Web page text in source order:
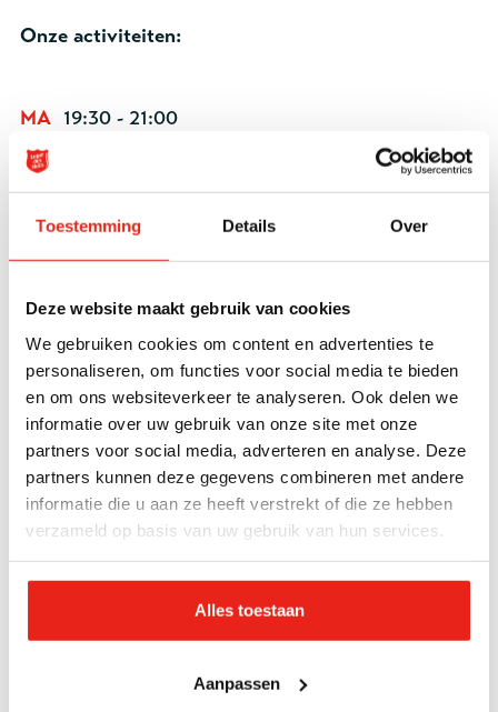
Toestemming Details Over
Deze website maakt gebruik van cookies
We gebruiken cookies om content en advertenties te
personaliseren, om functies voor social media te bieden
en om ons websiteverkeer te analyseren. Ook delen we
informatie over uw gebruik van onze site met onze
partners voor social media, adverteren en analyse. Deze
partners kunnen deze gegevens combineren met andere
informatie die u aan ze heeft verstrekt of die ze hebben
verzameld op basis van uw gebruik van hun services.
Alles toestaan
Aanpassen
Onze activiteiten:
MA 19:30 - 21:00
Gebedsontmoeting (1e van de maand)
19:30 - 21:00
Geloofsgesprek (3e van de maand)
Bijbelgespreksgroep (oneven weken)
14:30 - 16:00
Seniorenclub (even weken)
19:30 - 21:00
Korpskadettenles (om de week)
WO 10:00 - 11:30
Gebedsontmoeting in Veenendaal (2e van de
19:15 - 20:30